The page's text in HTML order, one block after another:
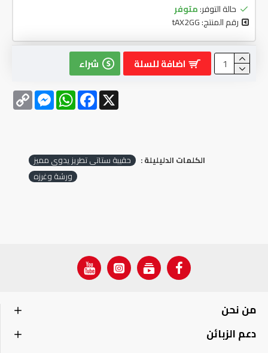
حالة التوفر:متوفر
رقم المنتج:tAX2GG
اضافة للسلة شراء
Copy
Link
MessengerWhatsAppFacebook X
الكلمات الدليليلة :
حقيبة ستاتي تطريز يدوي مميز
ورشة وغرزه
من نحن
دعم الزبائن